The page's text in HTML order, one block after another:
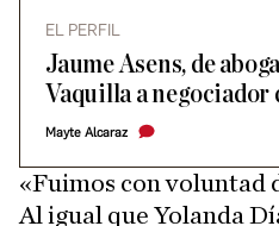
EL PERFIL
Jaume Asens, de
Vaquilla a negociador
Mayte Alcaraz
«Fuimos con voluntad
Al igual que Yolanda